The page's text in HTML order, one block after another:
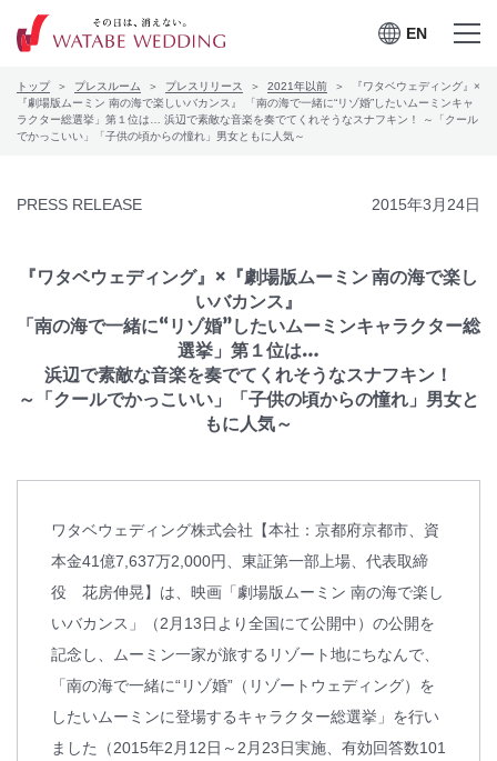
EN
を開く
EN
メニュー
を閉じる
プレスルーム
CSRの取り組み
お問合せ
ワタベウェディングサービ
スサイト
採用情報
トップ プレスルーム プレスリリース 2021年以前
『ワタベウェディング』×
『劇場版ムーミン 南の海で楽しいバカンス』 「南の海で一緒に“リゾ婚”したいムーミンキャ
ラクター総選挙」第１位は… 浜辺で素敵な音楽を奏でてくれそうなスナフキン！ ～「クール
でかっこいい」「子供の頃からの憧れ」男女ともに人気～
PRESS RELEASE 2015年3月24日
『ワタベウェディング』×『劇場版ムーミン 南の海で楽し
いバカンス』
「南の海で一緒に“リゾ婚”したいムーミンキャラクター総
選挙」第１位は…
浜辺で素敵な音楽を奏でてくれそうなスナフキン！
～「クールでかっこいい」「子供の頃からの憧れ」男女と
もに人気～
ワタベウェディング株式会社【本社：京都府京都市、資
本金41億7,637万2,000円、東証第一部上場、代表取締
役 花房伸晃】は、映画「劇場版ムーミン 南の海で楽し
いバカンス」（2月13日より全国にて公開中）の公開を
記念し、ムーミン一家が旅するリゾート地にちなんで、
「南の海で一緒に“リゾ婚”（リゾートウェディング）を
したいムーミンに登場するキャラクター総選挙」を行い
ました（2015年2月12日～2月23日実施、有効回答数101